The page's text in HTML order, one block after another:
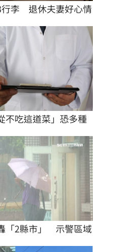
李　退休夫妻好心情
不吃這道菜」恐多種
「2縣市」　示警區域